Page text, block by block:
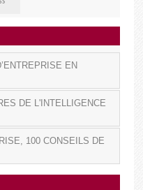
EN
DE L'INTELLIGENCE
100 CONSEILS DE